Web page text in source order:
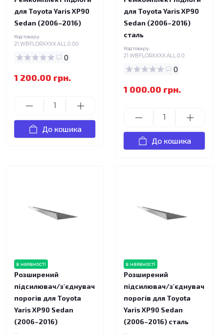
для Toyota Yaris XP90
Sedan (2006–2016)
Код товару:
21.WBFLORXXXX.ALL.0.00
0
1 200.00 грн.
До кошика
для Toyota Yaris XP90
Sedan (2006–2016)
сталь
Код товару:
21.WBFLORXXXX.ALL.0.0
0
1 000.00 грн.
До кошика
в наявності
Розширений
підсилювач/з'єднувач
порогів для Toyota
Yaris XP90 Sedan
(2006–2016)
в наявності
Розширений
підсилювач/з'єднувач
порогів для Toyota
Yaris XP90 Sedan
(2006–2016) сталь